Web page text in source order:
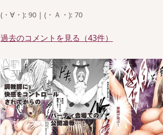
(・∀・): 90 | (・Ａ・): 70
過去のコメントを見る（43件）